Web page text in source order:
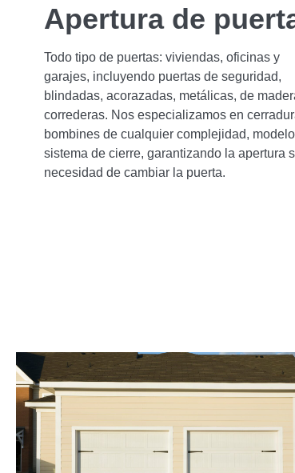
Apertura de
Todo tipo de puertas: viviendas, oficinas y
garajes, incluyendo puertas de seguridad,
blindadas, acorazadas, metálicas, de
correderas. Nos especializamos en
bombines de cualquier complejidad,
sistema de cierre, garantizando la apertura
necesidad de cambiar la puerta.